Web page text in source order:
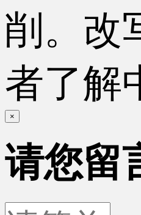
削。改
者了解
×
请您留